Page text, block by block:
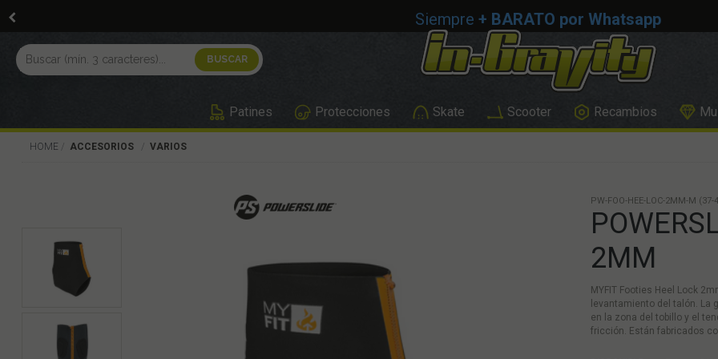
Siempre + BARATO por Whatsapp
Patines Protecciones Skate Scooter Recambios
HOME ACCESORIOS VARIOS
PW-FOO-HEE-LOC-2MM-M (37-
2MM
MYFIT Footies Heel Lock
levantamiento del talón. La
en la zona del tobillo y el
fricción. Están fabricados